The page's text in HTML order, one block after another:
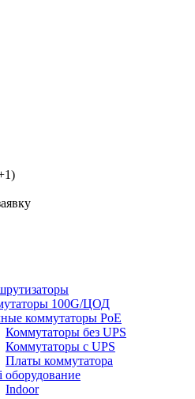
100G/ЦОД
коммутаторы PoE
Коммутаторы без UPS
Коммутаторы с UPS
Платы коммутатора
оборудование
Indoor